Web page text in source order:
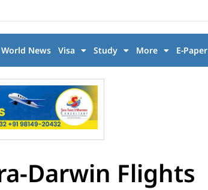
World News Visa Study More E-Paper
Darwin Flights